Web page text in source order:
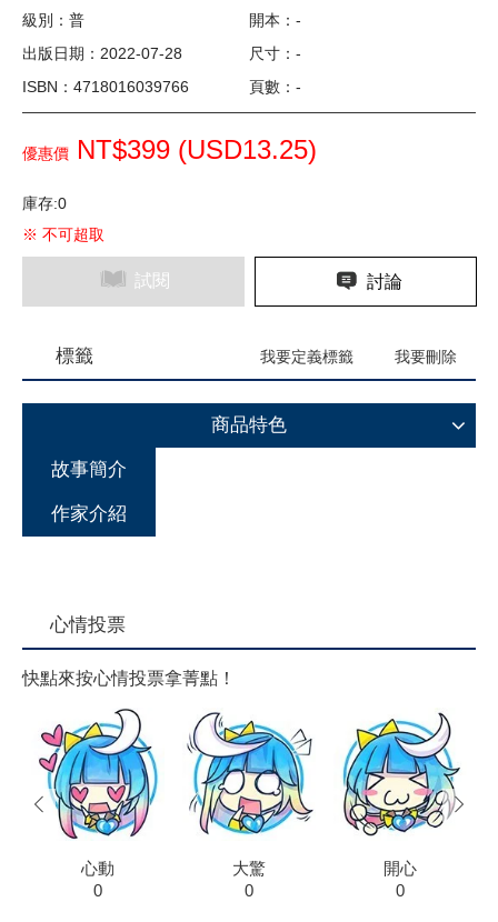
級別：普
開本：-
出版日期：2022-07-28
尺寸：-
ISBN：4718016039766
頁數：-
優惠價 NT$399 (USD13.25)
庫存:0
※ 不可超取
試閱 討論
標籤 我要定義標籤 我要刪除
商品特色
故事簡介
作家介紹
心情投票
快點來按心情投票拿菁點！
心動
0
大驚
0
開心
0
prev next